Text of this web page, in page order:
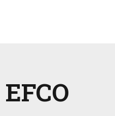
EFCO